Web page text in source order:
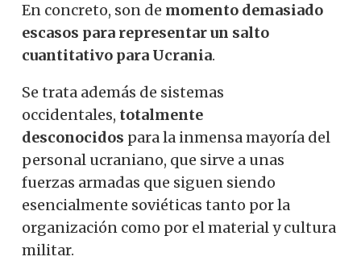
En concreto, son de momento demasiado
escasos para representar un salto
cuantitativo para Ucrania.
Se trata además de sistemas
occidentales, totalmente
desconocidos para la inmensa mayoría del
personal ucraniano, que sirve a unas
fuerzas armadas que siguen siendo
esencialmente soviéticas tanto por la
organización como por el material y cultura
militar.